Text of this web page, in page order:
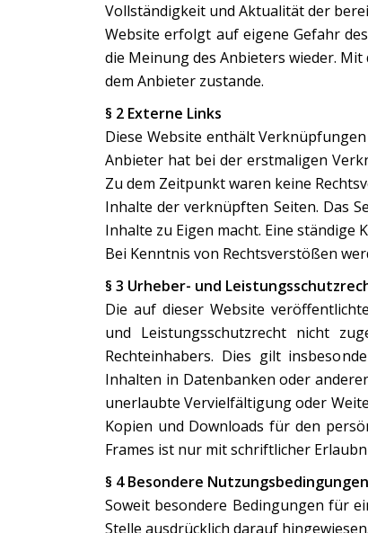
Vollständigkeit und Aktualität der
Website erfolgt auf eigene Gefahr
die Meinung des Anbieters wieder.
dem Anbieter zustande.
§ 2 Externe Links
Diese Website enthält
Anbieter hat bei der erstmaligen
Zu dem Zeitpunkt waren keine
Inhalte der verknüpften Seiten. Das
Inhalte zu Eigen macht. Eine
Bei Kenntnis von Rechtsverstößen
§ 3 Urheber- und
Die auf dieser Website
und Leistungsschutzrecht nicht
Rechteinhabers. Dies gilt
Inhalten in Datenbanken oder
unerlaubte Vervielfältigung oder
Kopien und Downloads für den
Frames ist nur mit schriftlicher
§ 4 Besondere Nutzungsbedingungen
Soweit besondere Bedingungen für
Stelle ausdrücklich darauf